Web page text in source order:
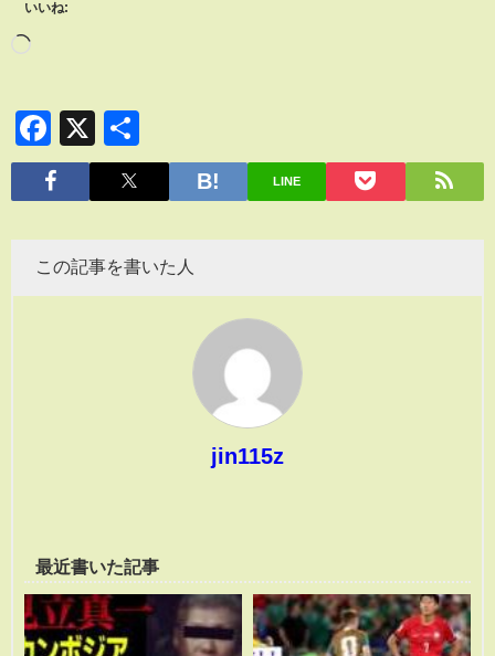
いいね:
Facebook
X
有
LINE
この記事を書いた人
jin115z
最近書いた記事